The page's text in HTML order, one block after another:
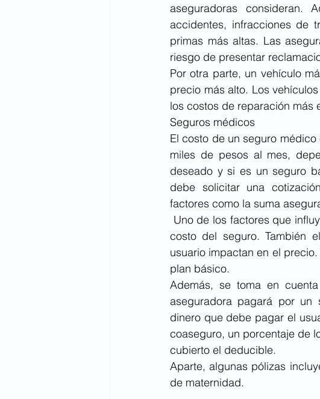
aseguradoras consideran.
accidentes, infracciones de
primas más altas. Las
riesgo de presentar
Por otra parte, un vehículo
precio más alto. Los
los costos de reparación más
Seguros médicos
El costo de un seguro
miles de pesos al mes,
deseado y si es un seguro
debe solicitar una
factores como la suma
Uno de los factores que
costo del seguro. También
usuario impactan en el
plan básico.
Además, se toma en
aseguradora pagará por un
dinero que debe pagar el
coaseguro, un porcentaje de
cubierto el deducible.
Aparte, algunas pólizas
de maternidad.